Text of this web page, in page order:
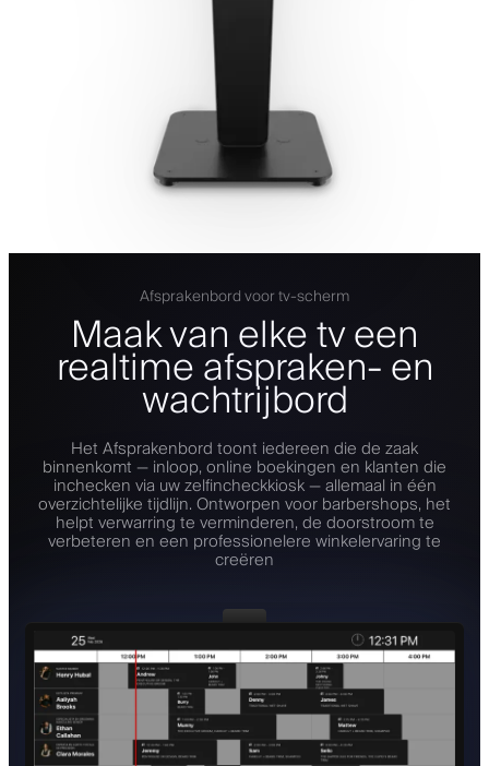
Afsprakenbord voor tv-scherm
Maak van elke tv een
realtime afspraken- en
wachtrijbord
Het Afsprakenbord toont iedereen die de zaak
binnenkomt — inloop, online boekingen en klanten die
inchecken via uw zelfincheckkiosk — allemaal in één
overzichtelijke tijdlijn. Ontworpen voor barbershops, het
helpt verwarring te verminderen, de doorstroom te
verbeteren en een professionelere winkelervaring te
creëren